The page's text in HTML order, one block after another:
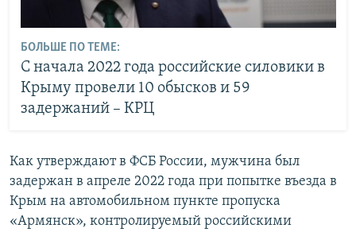
БОЛЬШЕ ПО ТЕМЕ:
С начала 2022 года российские силовики в
Крыму провели 10 обысков и 59
задержаний – КРЦ
Как утверждают в ФСБ России, мужчина был
задержан в апреле 2022 года при попытке въезда в
Крым на автомобильном пункте пропуска
«Армянск», контролируемый российскими